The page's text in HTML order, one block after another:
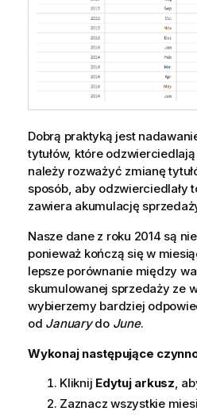
Dobrą praktyką jest
tytułów, które
należy rozważyć zmianę
sposób, aby odzwierciedlały
zawiera akumulację
Nasze dane z roku 2014 są
ponieważ kończą się w
lepsze porównanie między
skumulowanej sprzedaży ze
wybierzemy bardziej
od Januarydo June.
Wykonaj następujące
Kliknij Edytuj arkusz,
Zaznacz wszystkie